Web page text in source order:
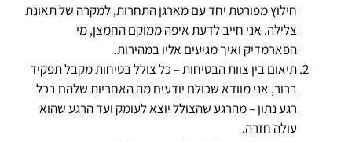
חילוץ מפורטת יחד עם מארגן התחרות, למקרה של תאונת
צלילה. אני חייב לדעת איפה ממוקם החמצן, מי
הפארמדיק ואיך מגיעים אליו במהירות.
תיאום בין צוות הבטיחות – כל צולל בטיחות מקבל תפקיד
ברור, אני מוודא שכולם יודעים מה האחריות שלהם בכל
רגע נתון – מהרגע שהצולל יוצא לעומק ועד הרגע שהוא
עולה חזרה.